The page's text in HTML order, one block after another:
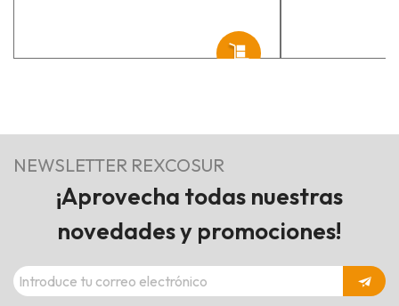
NEWSLETTER REXCOSUR
¡Aprovecha todas nuestras
novedades y promociones!